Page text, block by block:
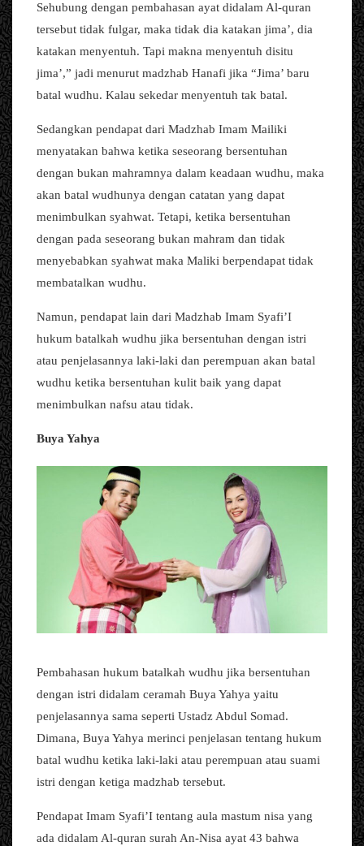
Sehubung dengan pembahasan ayat didalam Al-quran
tersebut tidak fulgar, maka tidak dia katakan jima’, dia
katakan menyentuh. Tapi makna menyentuh disitu
jima’,” jadi menurut madzhab Hanafi jika “Jima’ baru
batal wudhu. Kalau sekedar menyentuh tak batal.
Sedangkan pendapat dari Madzhab Imam Mailiki
menyatakan bahwa ketika seseorang bersentuhan
dengan bukan mahramnya dalam keadaan wudhu, maka
akan batal wudhunya dengan catatan yang dapat
menimbulkan syahwat. Tetapi, ketika bersentuhan
dengan pada seseorang bukan mahram dan tidak
menyebabkan syahwat maka Maliki berpendapat tidak
membatalkan wudhu.
Namun, pendapat lain dari Madzhab Imam Syafi’I
hukum batalkah wudhu jika bersentuhan dengan istri
atau penjelasannya laki-laki dan perempuan akan batal
wudhu ketika bersentuhan kulit baik yang dapat
menimbulkan nafsu atau tidak.
Buya Yahya
Pembahasan hukum batalkah wudhu jika bersentuhan
dengan istri didalam ceramah Buya Yahya yaitu
penjelasannya sama seperti Ustadz Abdul Somad.
Dimana, Buya Yahya merinci penjelasan tentang hukum
batal wudhu ketika laki-laki atau perempuan atau suami
istri dengan ketiga madzhab tersebut.
Pendapat Imam Syafi’I tentang aula mastum nisa yang
ada didalam Al-quran surah An-Nisa ayat 43 bahwa